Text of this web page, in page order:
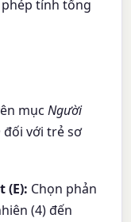
phép tính tổng
mụcNgười
đối với trẻ sơ
(E): Chọn phản
(4) đến